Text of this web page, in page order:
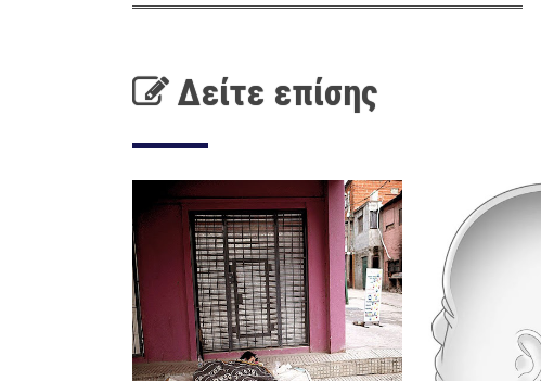
Δείτε επίσης